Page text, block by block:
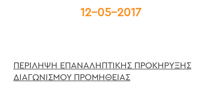
12-05-2017
ΠΕΡΙΛΗΨΗ ΕΠΑΝΑΛΗΠΤΙΚΗΣ ΠΡΟΚΗΡΥΞΗΣ
ΔΙΑΓΩΝΙΣΜΟΥ ΠΡΟΜΗΘΕΙΑΣ